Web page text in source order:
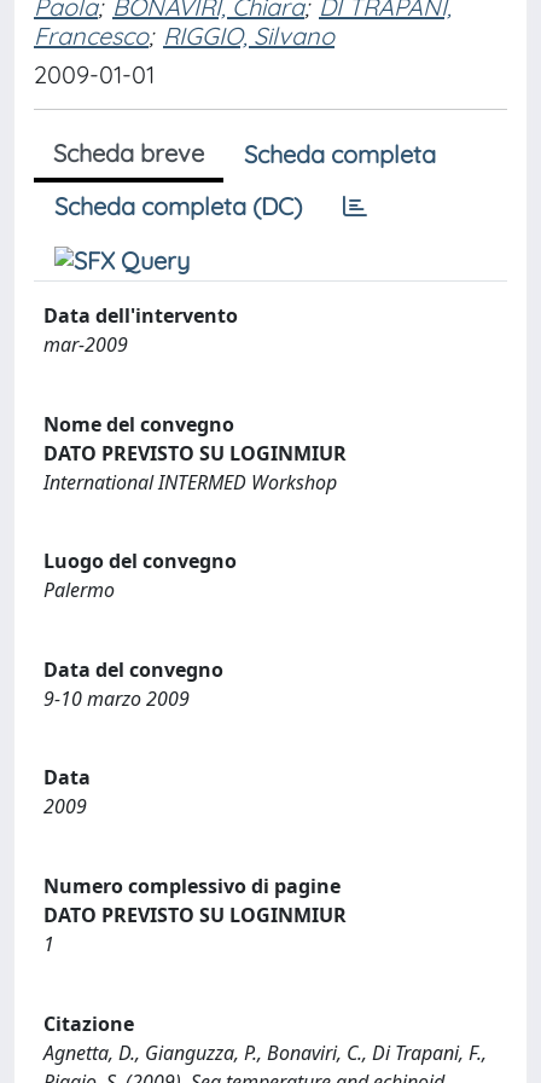
Paola; BONAVIRI, Chiara; DI TRAPANI,
Francesco; RIGGIO, Silvano
2009-01-01
Scheda breve
Scheda completa
Scheda completa (DC)
Data dell'intervento
mar-2009
Nome del convegno
DATO PREVISTO SU LOGINMIUR
International INTERMED Workshop
Luogo del convegno
Palermo
Data del convegno
9-10 marzo 2009
Data
2009
Numero complessivo di pagine
DATO PREVISTO SU LOGINMIUR
1
Citazione
Agnetta, D., Gianguzza, P., Bonaviri, C., Di Trapani, F.,